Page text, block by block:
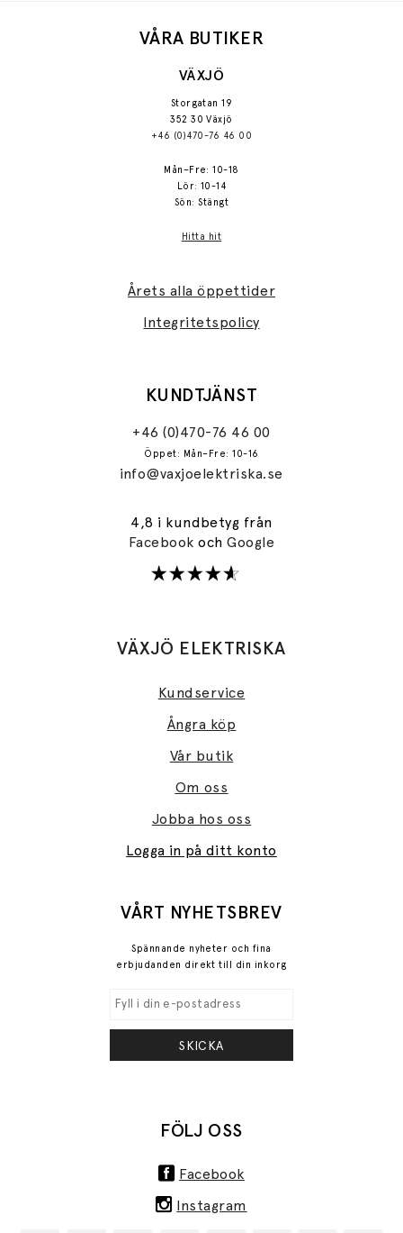
VÅRA BUTIKER
VÄXJÖ
Storgatan 19
352 30 Växjö
+46 (0)470-76 46 00
Mån–Fre: 10-18
Lör: 10-14
Sön: Stängt
Hitta hit
Årets alla öppettider
Integritetspolicy
KUNDTJÄNST
+46 (0)470-76 46 00
Öppet: Mån–Fre: 10-16
info@vaxjoelektriska.se
4,8 i kundbetyg från
FacebookochGoogle
VÄXJÖ ELEKTRISKA
Kundservice
Ångra köp
Vår butik
Om oss
Jobba hos oss
Logga in på ditt konto
VÅRT NYHETSBREV
Spännande nyheter och fina
erbjudanden direkt till din inkorg
SKICKA
FÖLJ OSS
Facebook
Instagram